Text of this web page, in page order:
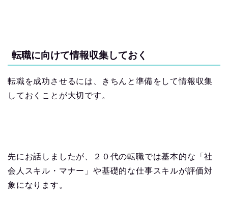
転職に向けて情報収集しておく
転職を成功させるには、きちんと準備をして情報収集
しておくことが大切です。
先にお話しましたが、２０代の転職では基本的な「社
会人スキル・マナー」や基礎的な仕事スキルが評価対
象になります。